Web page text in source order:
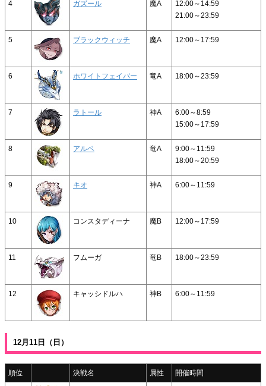
4 ガズール 魔A
12:00～14:59
21:00～23:59
5 ブラックウィッチ 魔A 12:00～17:59
6 ホワイトフェイバー 竜A 18:00～23:59
7 ラトール 神A
6:00～8:59
15:00～17:59
8 アルベ 竜A
9:00～11:59
18:00～20:59
9 キオ 神A 6:00～11:59
10 コンスタディーナ 魔B 12:00～17:59
11 フムーガ 竜B 18:00～23:59
12 キャッシドルハ 神B 6:00～11:59
12月11日（日）
順位 決戦名 属性 開催時間